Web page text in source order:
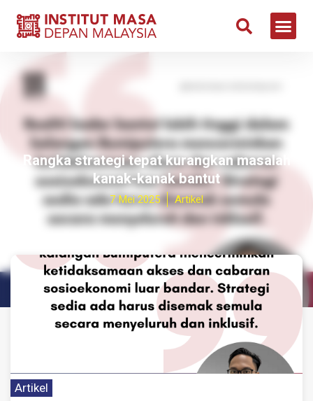
Rangka strategi tepat kurangkan masalah
kanak-kanak bantut
7 Mei 2025 Artikel
Artikel